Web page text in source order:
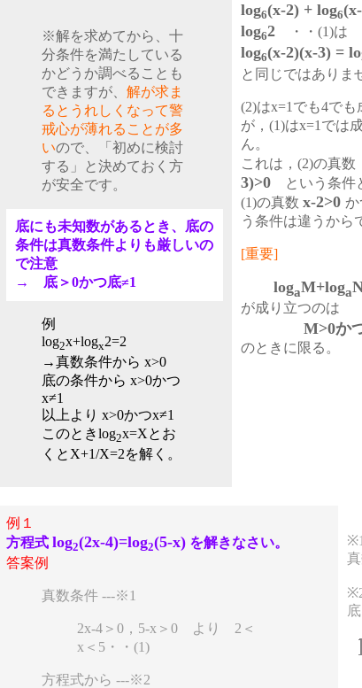
※解を求めてから、十
分条件を満たしている
かどうか調べることも
できますが、 解が求ま
るとうれしくなって警
戒心が薄れることが多
いので、「初めに検討
する」と決めておく方
が安全です。
底にも未知数があるとき、底の
条件は真数条件よりも厳しいの
で注意
→ 底＞0かつ底≠1
例
log2x+logx2=2
→真数条件から x>0
底の条件から x>0かつ
x≠1
以上より x>0かつx≠1
このときlog2x=Xとお
くとX+1/X=2を解く。
log6(x-2) + log6
log62 ・・(1)は
log6(x-2)(x-3) =
と同じではありま
(2)はx=1でも4でも
が，(1)はx=1では
ん。
これは，(2)の真数
3)>0 という条件
(1)の真数 x-2>0 か
う条件は違うから
[重要]
logaM+loga
が成り立つのは
M>0か
のときに限る。
例１
方程式 log2(2x-4)=log2(5-x) を解きなさい。
答案例
真数条件 ---※1
2x-4＞0，5-x＞0 より 2＜
x＜5・・(1)
方程式から ---※2
※1
底